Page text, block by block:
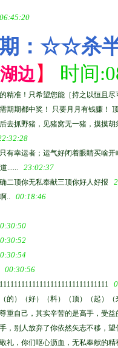
06:45:20
期：☆☆杀
边】 时间
精准！只希望您能［持之以恒且
期期都中奖！ 只要月月有钱赚！
去抓野猪，见猪窝无一猪，摸摸
有幸运者；运气好闭着眼睛买啥
......
23:02:37
二顶你无私奉献三顶你好人好报
..
00:18:46
00:30:56
的）（好）（料）（顶）（起）（
重自己，其实辛苦的是高手，受
，别人放弃了你依然矢志不移，
礼，你们呕心沥血，无私奉献的